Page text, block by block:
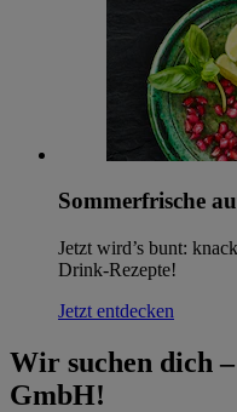
Sommerfrische
Jetzt wird’s bunt:
Drink-Rezepte!
Jetzt entdecken
Wir suchen dich
GmbH!